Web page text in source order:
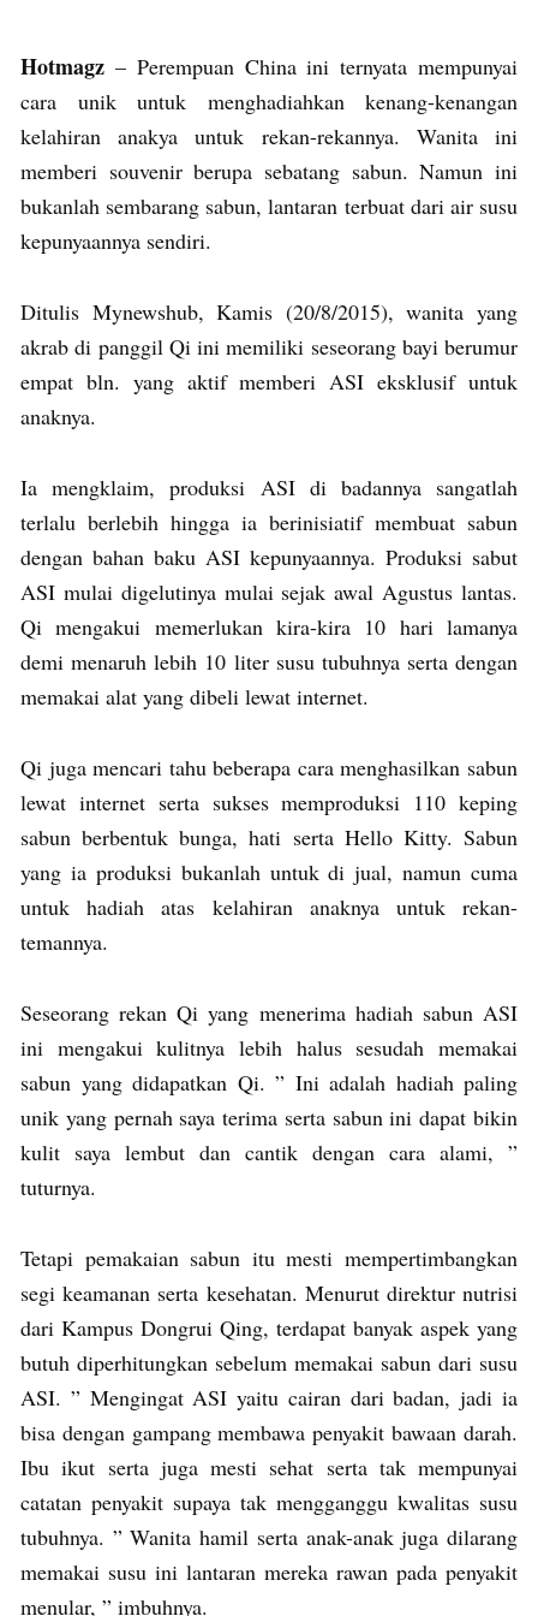
Hotmagz – Perempuan China ini ternyata mempunyai
cara unik untuk menghadiahkan kenang-kenangan
kelahiran anakya untuk rekan-rekannya. Wanita ini
memberi souvenir berupa sebatang sabun. Namun ini
bukanlah sembarang sabun, lantaran terbuat dari air susu
kepunyaannya sendiri.
Ditulis Mynewshub, Kamis (20/8/2015), wanita yang
akrab di panggil Qi ini memiliki seseorang bayi berumur
empat bln. yang aktif memberi ASI eksklusif untuk
anaknya.
Ia mengklaim, produksi ASI di badannya sangatlah
terlalu berlebih hingga ia berinisiatif membuat sabun
dengan bahan baku ASI kepunyaannya. Produksi sabut
ASI mulai digelutinya mulai sejak awal Agustus lantas.
Qi mengakui memerlukan kira-kira 10 hari lamanya
demi menaruh lebih 10 liter susu tubuhnya serta dengan
memakai alat yang dibeli lewat internet.
Qi juga mencari tahu beberapa cara menghasilkan sabun
lewat internet serta sukses memproduksi 110 keping
sabun berbentuk bunga, hati serta Hello Kitty. Sabun
yang ia produksi bukanlah untuk di jual, namun cuma
untuk hadiah atas kelahiran anaknya untuk rekan-
temannya.
Seseorang rekan Qi yang menerima hadiah sabun ASI
ini mengakui kulitnya lebih halus sesudah memakai
sabun yang didapatkan Qi. ” Ini adalah hadiah paling
unik yang pernah saya terima serta sabun ini dapat bikin
kulit saya lembut dan cantik dengan cara alami, ”
tuturnya.
Tetapi pemakaian sabun itu mesti mempertimbangkan
segi keamanan serta kesehatan. Menurut direktur nutrisi
dari Kampus Dongrui Qing, terdapat banyak aspek yang
butuh diperhitungkan sebelum memakai sabun dari susu
ASI. ” Mengingat ASI yaitu cairan dari badan, jadi ia
bisa dengan gampang membawa penyakit bawaan darah.
Ibu ikut serta juga mesti sehat serta tak mempunyai
catatan penyakit supaya tak mengganggu kwalitas susu
tubuhnya. ” Wanita hamil serta anak-anak juga dilarang
memakai susu ini lantaran mereka rawan pada penyakit
menular, ” imbuhnya.